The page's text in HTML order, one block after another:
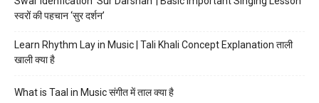
स्वरों की पहचान ‘सुर दर्शन’
Learn Rhythm Lay in Music | Tali Khali Concept Explanation ताली
खाली क्या है
What is Taal in Music संगीत में ताल क्या है